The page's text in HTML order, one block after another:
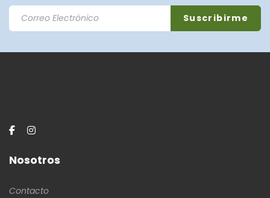
Nosotros
Contacto